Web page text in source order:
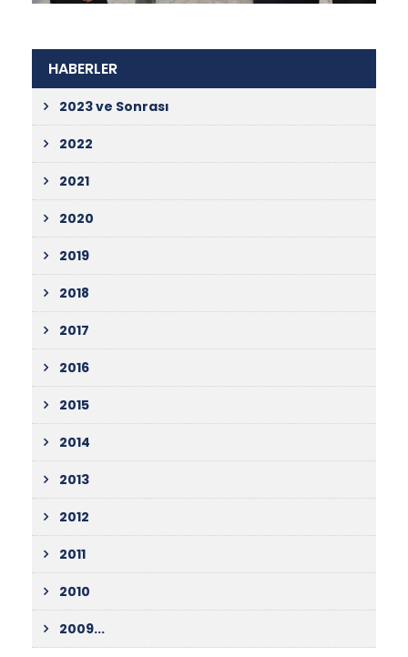
HABERLER
2023 ve Sonrası
2022
2021
2020
2019
2018
2017
2016
2015
2014
2013
2012
2011
2010
2009...